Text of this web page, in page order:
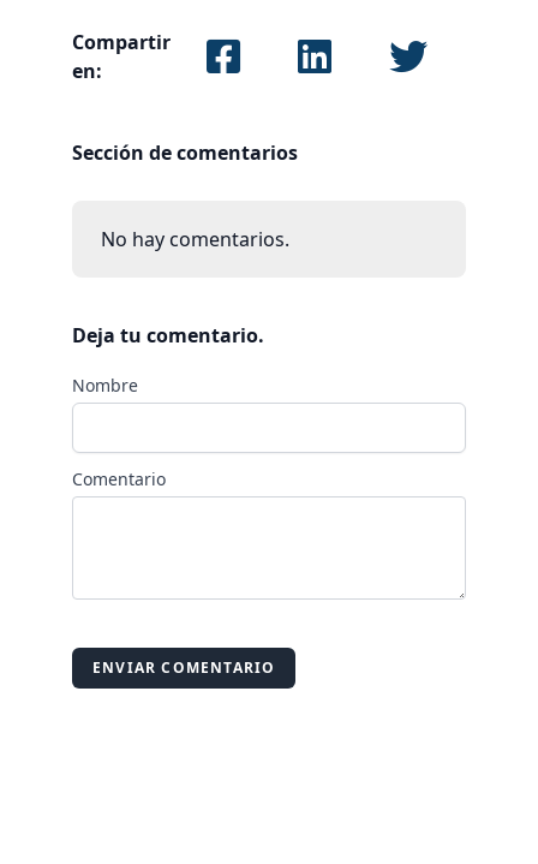
Compartir
en:
Sección de comentarios
No hay comentarios.
Deja tu comentario.
Nombre
Comentario
ENVIAR COMENTARIO